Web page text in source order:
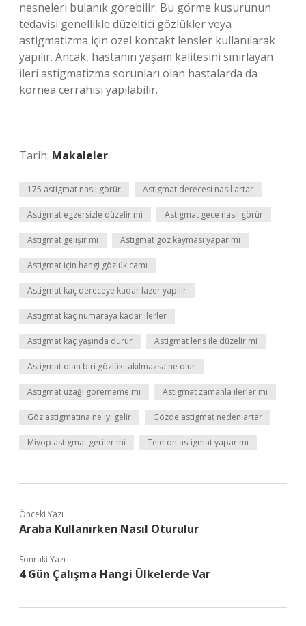
nesneleri bulanık görebilir. Bu görme kusurunun
tedavisi genellikle düzeltici gözlükler veya
astigmatizma için özel kontakt lensler kullanılarak
yapılır. Ancak, hastanın yaşam kalitesini sınırlayan
ileri astigmatizma sorunları olan hastalarda da
kornea cerrahisi yapılabilir.
Tarih: Makaleler
175 astigmat nasıl görür Astigmat derecesi nasıl artar
Astigmat egzersizle düzelir mi Astigmat gece nasıl görür
Astigmat gelişir mi Astigmat göz kayması yapar mı
Astigmat için hangi gözlük camı
Astigmat kaç dereceye kadar lazer yapılır
Astigmat kaç numaraya kadar ilerler
Astigmat kaç yaşında durur Astigmat lens ile düzelir mi
Astigmat olan biri gözlük takılmazsa ne olur
Astigmat uzağı görememe mi Astigmat zamanla ilerler mi
Göz astigmatına ne iyi gelir Gözde astigmat neden artar
Miyop astigmat geriler mi Telefon astigmat yapar mı
Önceki Yazı
Araba Kullanırken Nasıl Oturulur
Sonraki Yazı
4 Gün Çalışma Hangi Ülkelerde Var